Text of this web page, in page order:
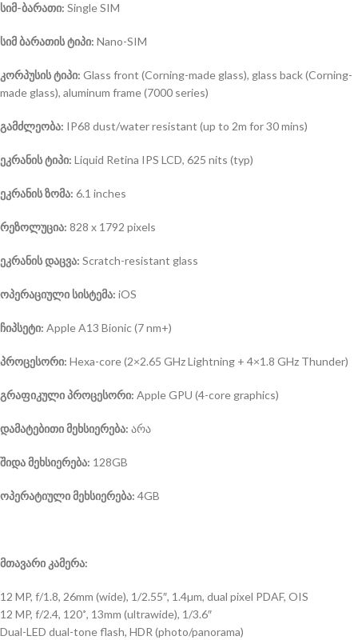
სიმ-ბარათი: Single SIM
სიმ ბარათის ტიპი: Nano-SIM
კორპუსის ტიპი: Glass front (Corning-made glass), glass back (Corning-
made glass), aluminum frame (7000 series)
გამძლეობა: IP68 dust/water resistant (up to 2m for 30 mins)
ეკრანის ტიპი: Liquid Retina IPS LCD, 625 nits (typ)
ეკრანის ზომა: 6.1 inches
რეზოლუცია: 828 x 1792 pixels
ეკრანის დაცვა: Scratch-resistant glass
ოპერაციული სისტემა: iOS
ჩიპსეტი: Apple A13 Bionic (7 nm+)
პროცესორი: Hexa-core (2×2.65 GHz Lightning + 4×1.8 GHz Thunder)
გრაფიკული პროცესორი: Apple GPU (4-core graphics)
დამატებითი მეხსიერება: არა
შიდა მეხსიერება: 128GB
ოპერატიული მეხსიერება: 4GB
მთავარი კამერა:
12 MP, f/1.8, 26mm (wide), 1/2.55″, 1.4µm, dual pixel PDAF, OIS
12 MP, f/2.4, 120˚, 13mm (ultrawide), 1/3.6″
Dual-LED dual-tone flash, HDR (photo/panorama)